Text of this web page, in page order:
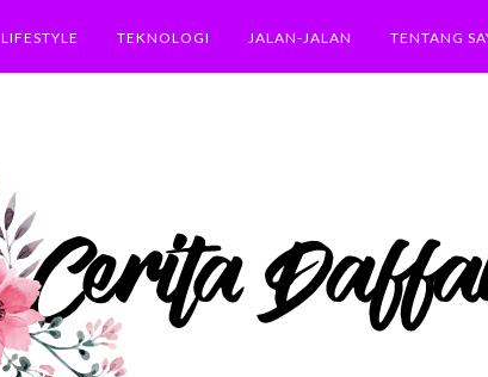
LIFESTYLE TEKNOLOGI JALAN-JALAN TENTANG